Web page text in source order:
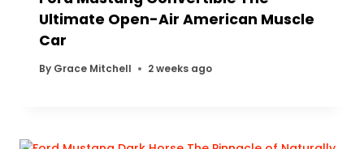
Ultimate Open-Air American Muscle
Car
By Grace Mitchell 2 weeks ago